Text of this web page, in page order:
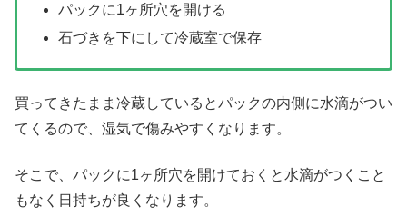
パックに1ヶ所穴を開ける
石づきを下にして冷蔵室で保存
買ってきたまま冷蔵しているとパックの内側に水滴がつい
てくるので、湿気で傷みやすくなります。
そこで、パックに1ヶ所穴を開けておくと水滴がつくこと
もなく日持ちが良くなります。